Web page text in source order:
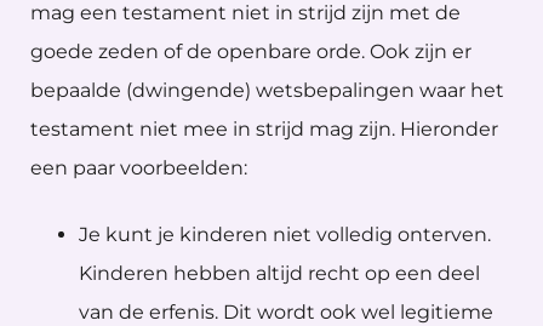
mag een testament niet in strijd zijn met de
goede zeden of de openbare orde. Ook zijn er
bepaalde (dwingende) wetsbepalingen waar het
testament niet mee in strijd mag zijn. Hieronder
een paar voorbeelden:
Je kunt je kinderen niet volledig onterven.
Kinderen hebben altijd recht op een deel
van de erfenis. Dit wordt ook wel legitieme